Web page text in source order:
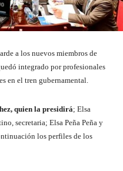
a los nuevos miembros de
integrado por profesionales
en el tren gubernamental.
quien la presidirá; Elsa
secretaria; Elsa Peña Peña y
los perfiles de los